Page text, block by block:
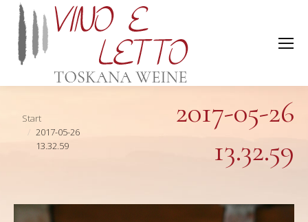
Sie befinden sich hier:
Start
2017-05-26
13.32.59
2017-05-26
13.32.59